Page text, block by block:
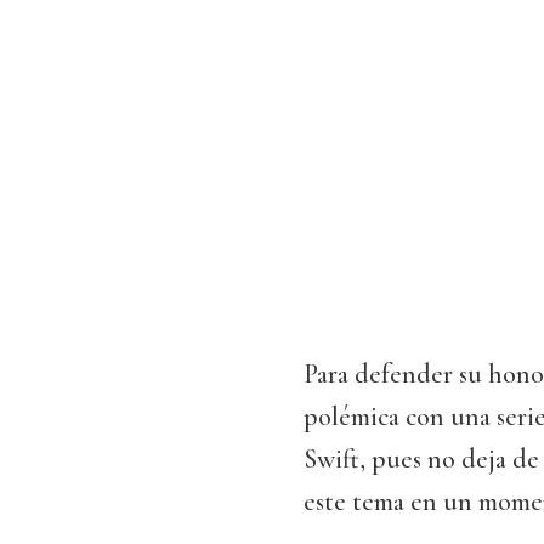
Para defender su
polémica con una
Swift, pues no deja
este tema en un